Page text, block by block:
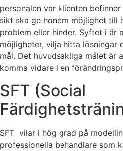
personalen var klienten
sikt ska ge honom möjlighet till
problem eller hinder. Syftet i är
möjligheter, vilja hitta lösningar
mål. Det huvudsakliga målet är
komma vidare i en
SFT (Social
SFT vilar i hög grad på
professionella behandlare som